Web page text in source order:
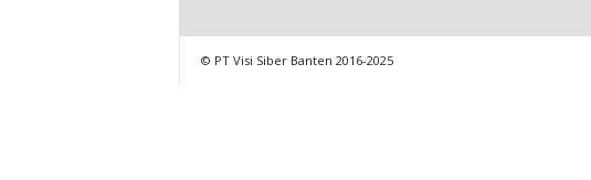
© PT Visi Siber Banten 2016-2025